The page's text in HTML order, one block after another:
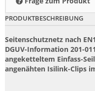
PRODUKTBESCHREIBUNG
Seitenschutznetz nach
DGUV-Information 201-
angeketteltem Einfass-
angenähten Isilink-Clips